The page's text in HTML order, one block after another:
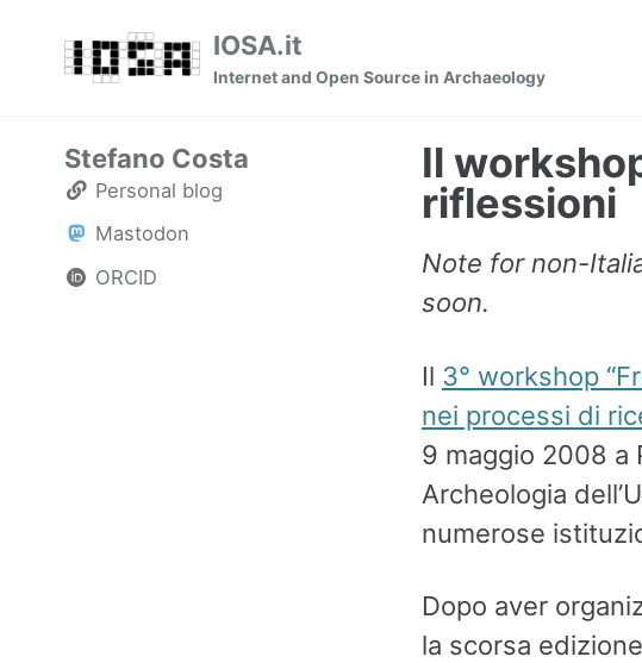
IOSA.it
Internet and Open Source in Archaeology
Stefano Costa
Personal blog
Mastodon
ORCID
Il
riflessioni
Note for non-
soon.
Il 3° workshop
nei processi di
9 maggio 2008 a
Archeologia
numerose
Dopo aver
la scorsa